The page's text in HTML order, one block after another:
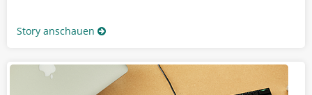
Story anschauen